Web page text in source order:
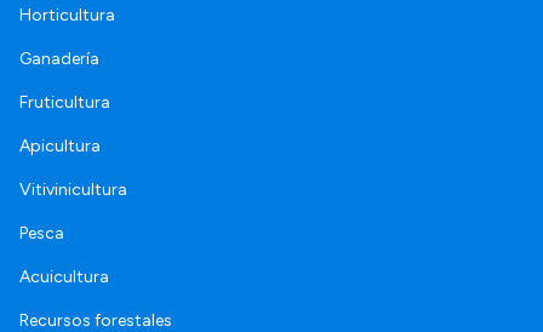
Horticultura
Ganadería
Fruticultura
Apicultura
Vitivinicultura
Pesca
Acuicultura
Recursos forestales